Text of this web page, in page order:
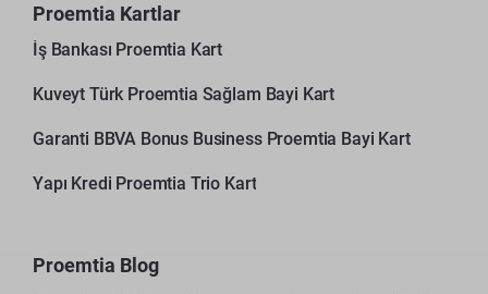
Proemtia Kartlar
İş Bankası Proemtia Kart
Kuveyt Türk Proemtia Sağlam Bayi Kart
Garanti BBVA Bonus Business Proemtia Bayi Kart
Yapı Kredi Proemtia Trio Kart
Proemtia Blog